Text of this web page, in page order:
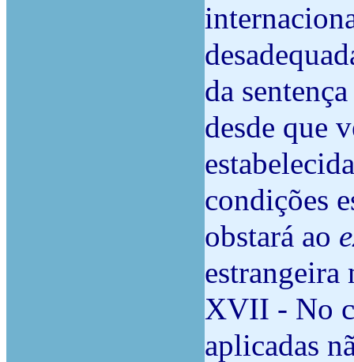
da
desde que
condições
obstará ao
estrangeira
XVII - No
aplicadas